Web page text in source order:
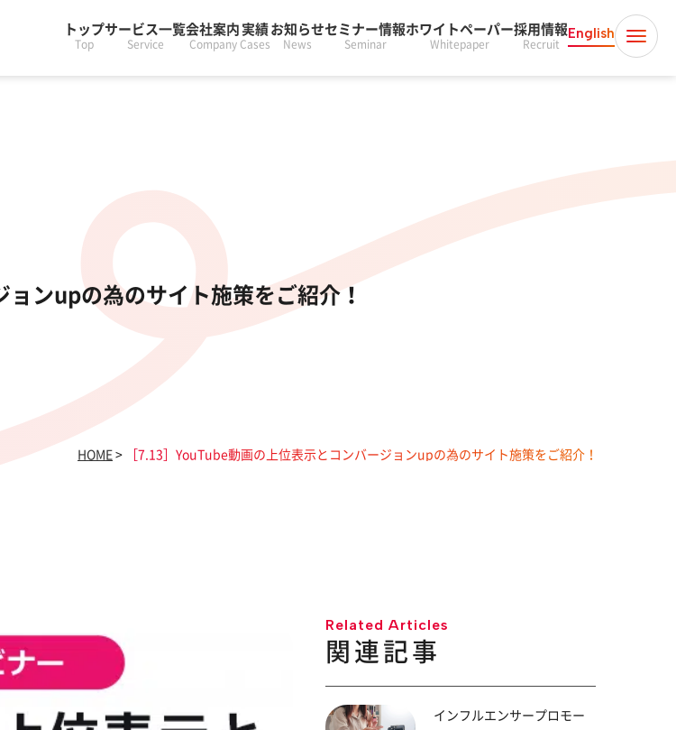
トップ
Top
サービス一覧
Service
会社案内
Company
実績
Cases
お知らせ
News
セミナー情報
Seminar
ホワイトペーパー
Whitepaper
採用情報
Recruit
English
ンupの為のサイト施策をご紹介！
HOME > ［7.13］YouTube動画の上位表示とコンバージョンupの為のサイト施策をご紹介！
Related Articles
関連記事
インフルエンサープロモー